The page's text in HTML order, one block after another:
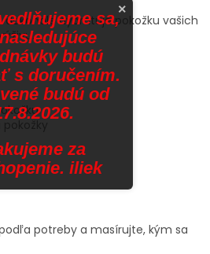
hydratuje pokožku vašich
potreby a masírujte, kým sa
×
sa,
budú
s doručením.
budú od
za
iliek